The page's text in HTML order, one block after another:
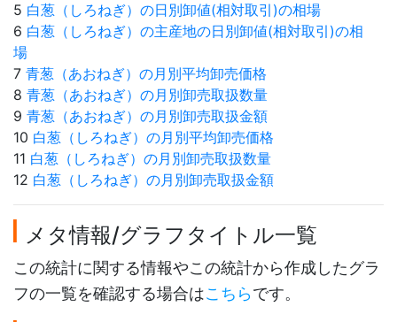
5 白葱（しろねぎ）の日別卸値(相対取引)の相場
6 白葱（しろねぎ）の主産地の日別卸値(相対取引)の相
場
7 青葱（あおねぎ）の月別平均卸売価格
8 青葱（あおねぎ）の月別卸売取扱数量
9 青葱（あおねぎ）の月別卸売取扱金額
10 白葱（しろねぎ）の月別平均卸売価格
11 白葱（しろねぎ）の月別卸売取扱数量
12 白葱（しろねぎ）の月別卸売取扱金額
メタ情報/グラフタイトル一覧
この統計に関する情報やこの統計から作成したグラ
フの一覧を確認する場合はこちらです。